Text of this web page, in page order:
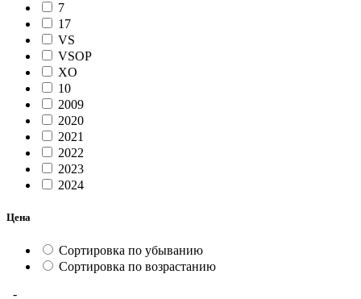
7
17
VS
VSOP
XO
10
2009
2020
2021
2022
2023
2024
Цена
Сортировка по убыванию
Сортировка по возрастанию
-